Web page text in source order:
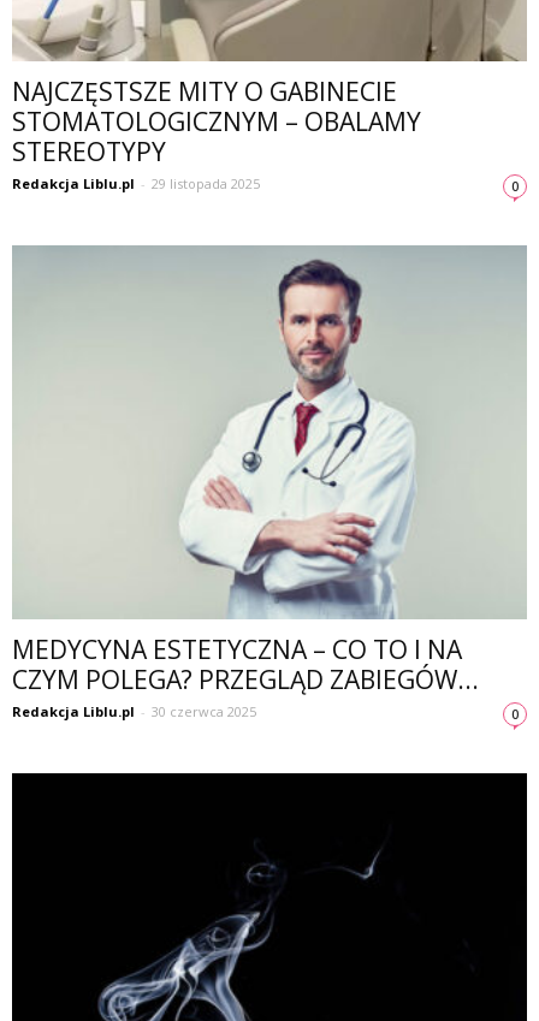
NAJCZĘSTSZE MITY O GABINECIE
STOMATOLOGICZNYM – OBALAMY
STEREOTYPY
Redakcja Liblu.pl - 29 listopada 2025 0
MEDYCYNA ESTETYCZNA – CO TO I NA
CZYM POLEGA? PRZEGLĄD ZABIEGÓW...
Redakcja Liblu.pl - 30 czerwca 2025 0